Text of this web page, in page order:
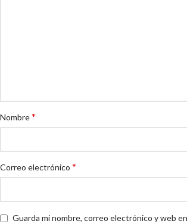
Nombre*
Correo electrónico *
Guarda mi nombre, correo electrónico y web